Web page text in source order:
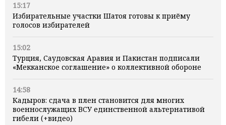
15:17
Избирательные участки Шатоя готовы к приёму
голосов избирателей
15:02
Турция, Саудовская Аравия и Пакистан подписали
«Мекканское соглашение» о коллективной обороне
14:58
Кадыров: сдача в плен становится для многих
военнослужащих ВСУ единственной альтернативой
гибели (+видео)